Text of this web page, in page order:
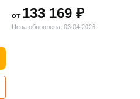
от 133 169 ₽
Цена обновлена: 03.04.2026